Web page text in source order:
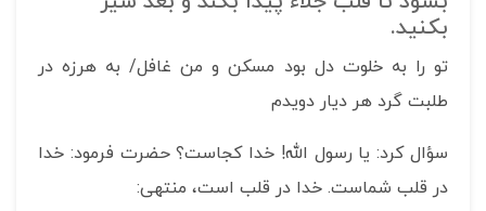
بکنید.
تو را به خلوت دل بود مسکن و من غافل/ به هرزه در
طلبت گرد هر دیار دویدم
سؤال کرد: یا رسول الله! خدا کجاست؟ حضرت فرمود: خدا
در قلب شماست. خدا در قلب است، منتهی: